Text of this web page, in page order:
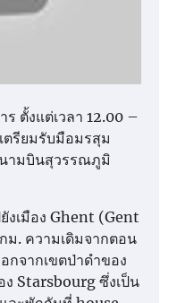
ร ตั้งแต่เวลา 12.00 –
ตรียมรับมือมรสุม
นามบินสุวรรณภูมิ
งเมือง Ghent (Gent
ม. ความเดิมจากตอน
กจากเขตป่าดำของ
Starsbourg ซึ่งเป็น